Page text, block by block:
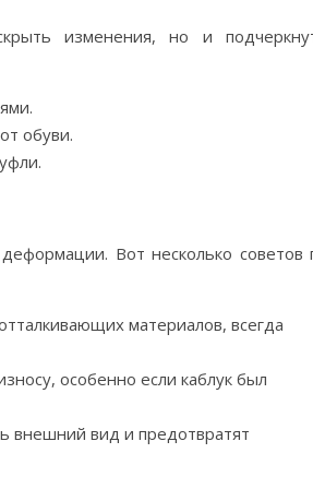
изменения, но и
обуви.
Вот несколько советов
материалов, всегда
особенно если каблук был
внешний вид и предотвратят